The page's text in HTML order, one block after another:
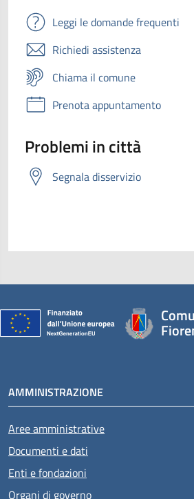
Leggi le domande frequenti
Richiedi assistenza
Chiama il comune
Prenota appuntamento
Problemi in città
Segnala disservizio
AMMINISTRAZIONE
Aree amministrative
Documenti e dati
Enti e fondazioni
Organi di governo